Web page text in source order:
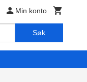
Min konto
Søk